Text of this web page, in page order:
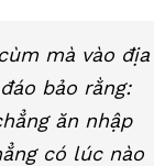
mà vào địa
bảo rằng:
ăn nhập
có lúc nào